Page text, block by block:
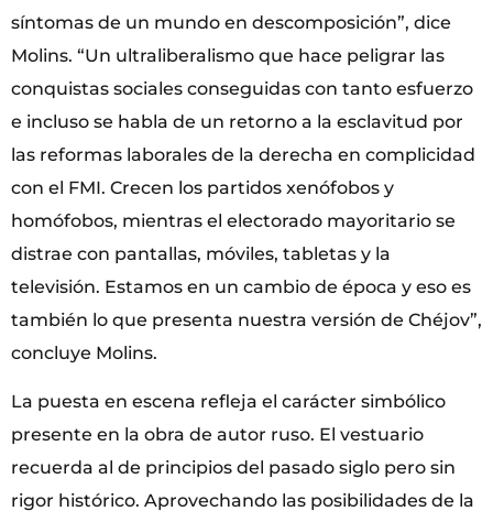
síntomas de un mundo en descomposición”, dice
Molins. “Un ultraliberalismo que hace peligrar las
conquistas sociales conseguidas con tanto esfuerzo
e incluso se habla de un retorno a la esclavitud por
las reformas laborales de la derecha en complicidad
con el FMI. Crecen los partidos xenófobos y
homófobos, mientras el electorado mayoritario se
distrae con pantallas, móviles, tabletas y la
televisión. Estamos en un cambio de época y eso es
también lo que presenta nuestra versión de Chéjov”,
concluye Molins.
La puesta en escena refleja el carácter simbólico
presente en la obra de autor ruso. El vestuario
recuerda al de principios del pasado siglo pero sin
rigor histórico. Aprovechando las posibilidades de la